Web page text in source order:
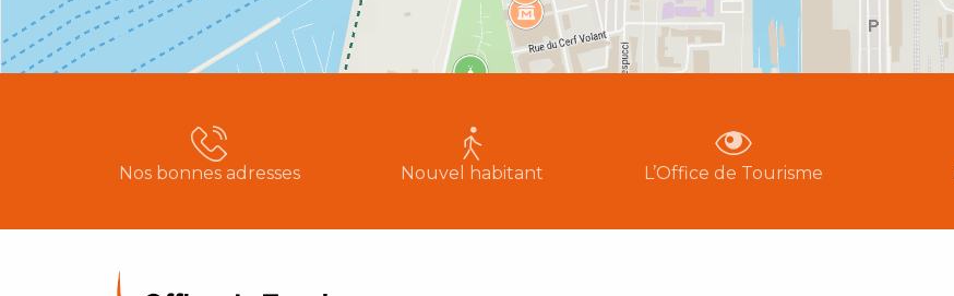
Nos bonnes adresses Nouvel habitant L’Office de Tourisme